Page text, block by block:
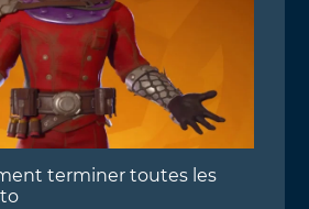
terminer toutes les